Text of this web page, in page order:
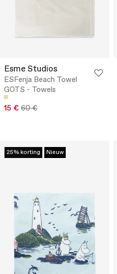
Esme Studios
ESFenja Beach Towel
GOTS - Towels
15 € 60 €
25% korting Nieuw